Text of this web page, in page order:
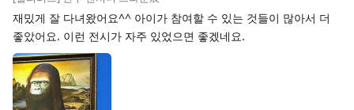
재밌게 잘 다녀왔어요^^ 아이가 참여할 수 있는 것들이 많아서 더
좋았어요. 이런 전시가 자주 있었으면 좋겠네요.